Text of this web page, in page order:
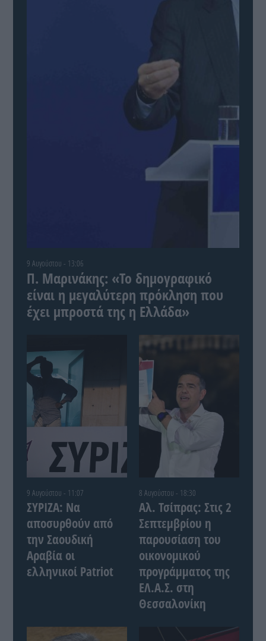
9 Αυγούστου - 13:06
Π. Μαρινάκης: «Το δημογραφικό
είναι η μεγαλύτερη πρόκληση που
έχει μπροστά της η Ελλάδα»
9 Αυγούστου - 11:07
ΣΥΡΙΖΑ: Να
αποσυρθούν από
την Σαουδική
Αραβία οι
ελληνικοί Patriot
8 Αυγούστου - 18:30
Αλ. Τσίπρας: Στις 2
Σεπτεμβρίου η
παρουσίαση του
οικονομικού
προγράμματος της
ΕΛ.Α.Σ. στη
Θεσσαλονίκη